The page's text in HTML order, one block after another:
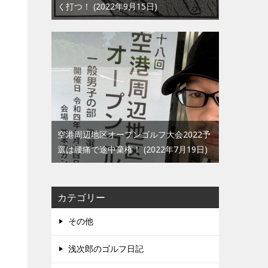
く打つ！
2022年9月15日
空港周辺地区オープンゴルフ大会2022予
選は腰痛で途中棄権！ 2022年7月19日
カテゴリー
その他
浅次郎のゴルフ日記